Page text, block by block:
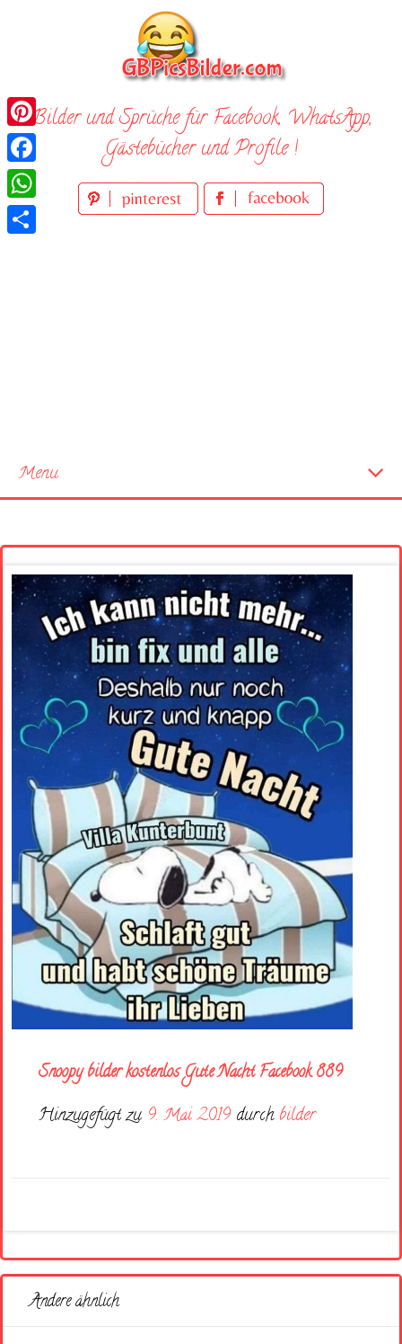
Bilder und Sprüche für Facebook, WhatsApp,
Gästebücher und Profile !
Menu
Snoopy bilder kostenlos Gute Nacht Facebook 889
Hinzugefügt zu 9. Mai 2019 durch bilder
Andere ähnlich
Pinterest
Facebook
WhatsApp